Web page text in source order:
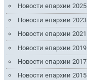
Новости епархии 2025
Новости епархии 2023
Новости епархии 2021
Новости епархии 2019
Новости епархии 2017
Новости епархии 2015